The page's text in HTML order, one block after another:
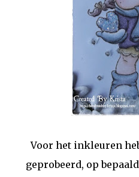
Voor het inkleuren
geprobeerd, op